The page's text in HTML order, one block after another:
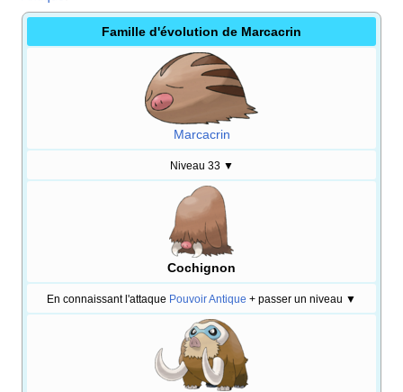
Famille d'évolution de Marcacrin
Marcacrin
Niveau 33 ▼
Cochignon
En connaissant l'attaque Pouvoir Antique + passer un niveau ▼